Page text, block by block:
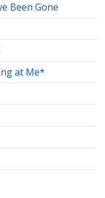
Been Gone
at Me*